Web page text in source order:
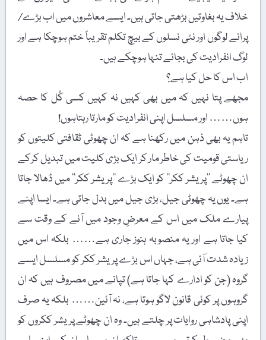
خلاف یہ بغاوتیں بڑھتی جاتی ہیں۔ ایسے معاشروں میں اب بڑے/
پرانے لوگوں اور نئی نسلوں کے بیچ تکلم تقریباً ختم ہوچکا ہے اور
لوگ انفرادیت کی بجائے تنہا ہوچکے ہیں۔
اب اس کا حل کیا ہے؟
مجھے پتا نہیں کہ میں بھی کہیں نہ کہیں کسی کُل کا حصہ
ہوں…… اور مسلسل اپنی انفرادیت کو مارتا رہتاہوں!
تاہم یہ بھی ذہن میں رکھنا ہے کہ ان چھوٹی ثقافتی کلیتوں کو
ریاستی قومیت کی خاطر مار کر ایک بڑی کلیت میں تبدیل کرکے
ان چھوٹے ’’پریشر ککر‘‘ کو ایک بڑے ’’پریشر ککر‘‘ میں ڈھالا جاتا
ہے۔ یوں یہ چھوٹی جیل، بڑی جیل میں بدل جاتی ہے۔ ایسا اپنے
پیارے ملک میں اس کے معرضِ وجود میں آنے کے وقت سے
کیا جاتا ہے اور یہ منصوبہ ہنوز جاری ہے…… بلکہ اس میں
زیادہ شدت آئی ہے، جہاں اس بڑے پریشر ککر کو مسلسل ایسے
گروہ (جن کو ادارے کہا جاتا ہے) تپانے میں مصروف ہیں کہ ان
گروہوں پر کوئی قانون لاگو ہوتا ہے، نہ آئین…… بلکہ یہ صرف
اپنی پادشاہی روایات پر چلتے ہیں۔ وہ ان چھوٹے پریشر ککروں کو